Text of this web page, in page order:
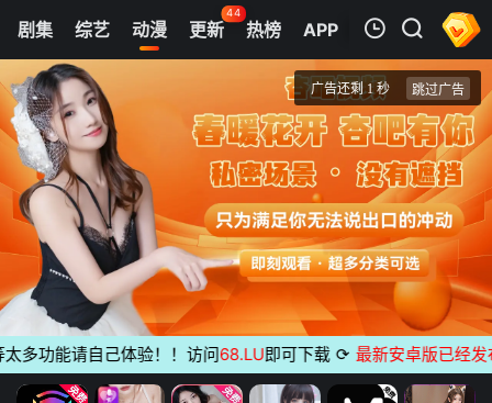
剧集 综艺 动漫 更新
44
热榜 APP
第01集
黑执事 寄宿学校篇
清空
能请自己体验！！访问 68.LU即可下载 ⟳ 最新安卓版已经发布无